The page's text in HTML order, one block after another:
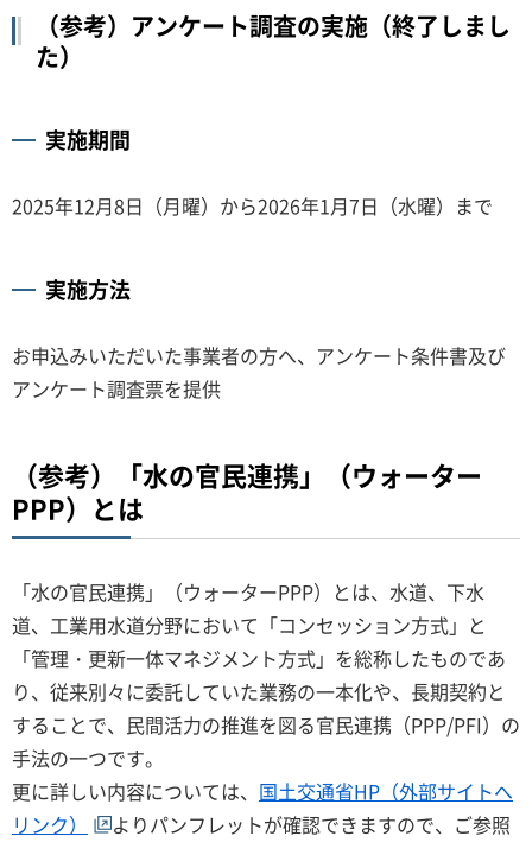
（参考）アンケート調査の実施（終了しまし
た）
実施期間
2025年12月8日（月曜）から2026年1月7日（水曜）まで
実施方法
お申込みいただいた事業者の方へ、アンケート条件書及び
アンケート調査票を提供
（参考）「水の官民連携」（ウォーター
PPP）とは
「水の官民連携」（ウォーターPPP）とは、水道、下水
道、工業用水道分野において「コンセッション方式」と
「管理・更新一体マネジメント方式」を総称したものであ
り、従来別々に委託していた業務の一本化や、長期契約と
することで、民間活力の推進を図る官民連携（PPP/PFI）の
手法の一つです。
更に詳しい内容については、 国土交通省HP（外部サイトへ
リンク）
よりパンフレットが確認できますので、ご参照